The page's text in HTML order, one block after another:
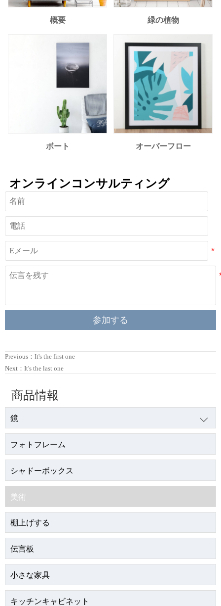
概要 緑の植物
ボート オーバーフロー
オンラインコンサルティング
参加する
Previous：It's the first one
Next：It's the last one
商品情報
鏡 
フォトフレーム
シャドーボックス
美術
棚上げする
伝言板
小さな家具
キッチンキャビネット